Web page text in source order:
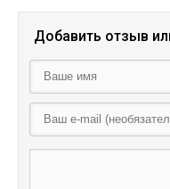
Добавить отзыв